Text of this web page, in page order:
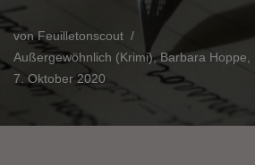
vonFeuilletonscout
Außergewöhnlich (Krimi),Barbara Hoppe,
7. Oktober 2020